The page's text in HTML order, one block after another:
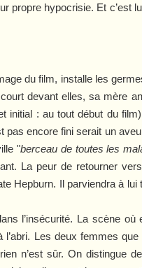
propre hypocrisie. Et c’est
du film, installe les
devant elles, sa mère
initial : au tout début du
pas encore fini serait un
"berceau de toutes les
La peur de retourner
Hepburn. Il parviendra à
l’insécurité. La scène
l’abri. Les deux femmes
n’est sûr. On distingue